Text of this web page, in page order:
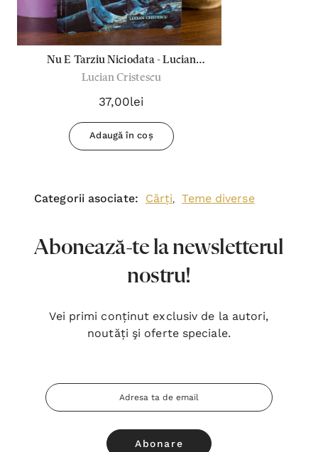
Nu E Tarziu Niciodata - Lucian
Cristescu
Lucian Cristescu
37,00lei
Adaugă în coș
Categorii asociate: Cărți, Teme diverse
Abonează-te la newsletterul
nostru!
Vei primi conținut exclusiv de la autori,
noutăți şi oferte speciale.
Adresa
Email